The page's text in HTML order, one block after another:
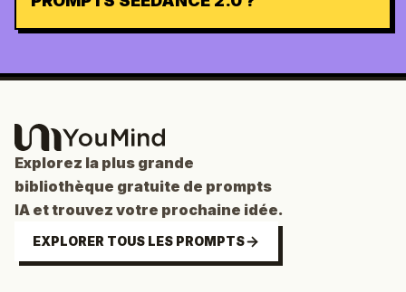
Explorez la plus grande
bibliothèque gratuite de prompts
IA et trouvez votre prochaine idée.
EXPLORER TOUS LES PROMPTS